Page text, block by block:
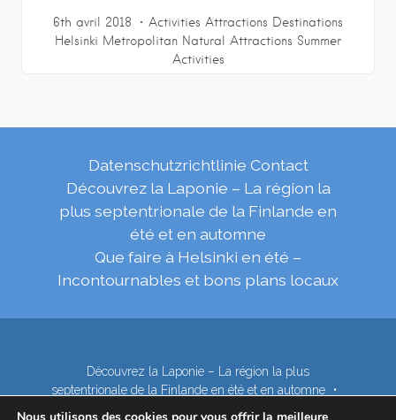
6th avril 2018 Activities Attractions Destinations
Helsinki Metropolitan Natural Attractions Summer
Activities
Datenschutzrichtlinie Contact
Découvrez la Laponie – La région la
plus septentrionale de la Finlande en
été et en automne
Que faire à Helsinki en été –
Incontournables et bons plans locaux
Découvrez la Laponie – La région la plus
septentrionale de la Finlande en été et en automne